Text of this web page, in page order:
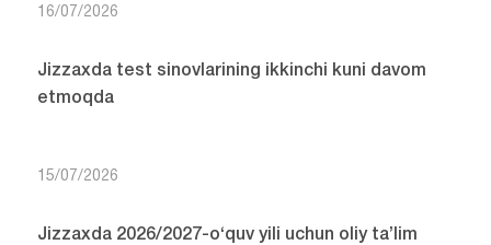
16/07/2026
Jizzaxda test sinovlarining ikkinchi kuni davom
etmoqda
15/07/2026
Jizzaxda 2026/2027-o‘quv yili uchun oliy ta’lim